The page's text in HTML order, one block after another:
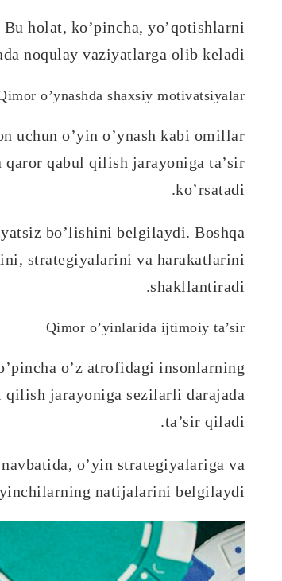
holat, ko’pincha, yo’qotishlarni
noqulay vaziyatlarga olib keladi.
o’ynashda shaxsiy motivatsiyalar
uchun o’yin o’ynash kabi omillar
qabul qilish jarayoniga ta’sir
ko’rsatadi.
bo’lishini belgilaydi. Boshqa
strategiyalarini va harakatlarini
shakllantiradi.
Qimor o’yinlarida ijtimoiy ta’sir
o’z atrofidagi insonlarning
jarayoniga sezilarli darajada
ta’sir qiladi.
o’yin strategiyalariga va
natijalarini belgilaydi.